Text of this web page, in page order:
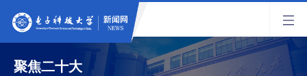
聚焦二十大